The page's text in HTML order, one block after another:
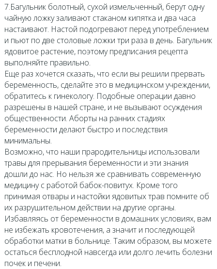
7.Багульник болотный, сухой измельченный, берут одну
чайную ложку заливают стаканом кипятка и два часа
настаивают. Настой подогревают перед употреблением
и пьют по две столовые ложки три раза в день. Багульник
ядовитое растение, поэтому предписания рецепта
выполняйте правильно.
Еще раз хочется сказать, что если вы решили прервать
беременность, сделайте это в медицинском учреждении,
обратитесь к гинекологу. Подобные операции давно
разрешены в нашей стране, и не вызывают осуждения
общественности. Аборты на ранних стадиях
беременности делают быстро и последствия
минимальны.
Возможно, что наши прародительницы использовали
травы для прерывания беременности и эти знания
дошли до нас. Но нельзя же сравнивать современную
медицину с работой бабок-повитух. Кроме того
принимая отвары и настойки ядовитых трав помните об
их разрушительном действии на другие органы.
Избавляясь от беременности в домашних условиях, вам
не избежать кровотечения, а значит и последующей
обработки матки в больнице. Таким образом, вы можете
остаться бесплодной навсегда или долго лечить болезни
почек и печени.